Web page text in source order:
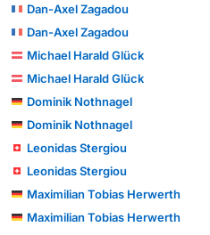
Dan-Axel Zagadou
Dan-Axel Zagadou
Michael Harald Glück
Michael Harald Glück
Dominik Nothnagel
Dominik Nothnagel
Leonidas Stergiou
Leonidas Stergiou
Maximilian Tobias Herwerth
Maximilian Tobias Herwerth